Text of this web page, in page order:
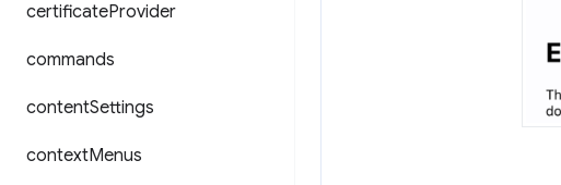
certificateProvider
commands
contentSettings
contextMenus